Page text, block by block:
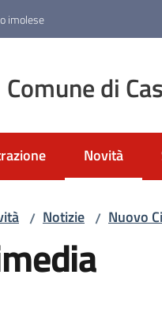
imolese
Comune di
Novità
Menu
/ Notizie / Nuovo